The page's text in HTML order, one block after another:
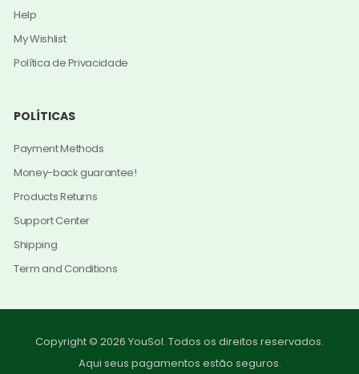
Help
My Wishlist
Política de Privacidade
POLÍTICAS
Payment Methods
Money-back guarantee!
Products Returns
Support Center
Shipping
Term and Conditions
Copyright © 2026 YouSol. Todos os direitos reservados.
Aqui seus pagamentos estão seguros.